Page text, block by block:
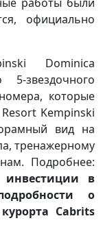
официально
Dominica
5-звездочного
которые
Kempinski
вид на
тренажерному
Подробнее:
в
о
Cabrits